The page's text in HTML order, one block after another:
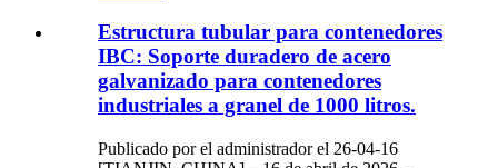
Estructura tubular para contenedores
IBC: Soporte duradero de acero
galvanizado para contenedores
industriales a granel de 1000 litros.
Publicado por el administrador el 26-04-16